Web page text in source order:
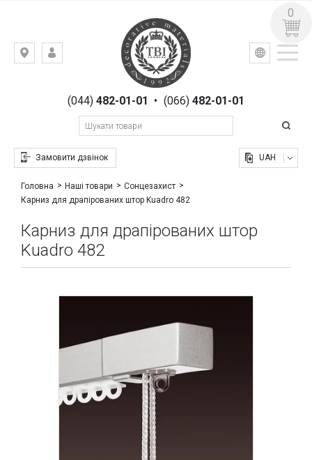
Київ,
Гоголівська,(044)482-01-01 • (066) 482-01-01
Замовити дзвінок
УКР РУС
UAH
0
Головна Наші товари
Сонцезахист
Карниз для драпірованих штор Kuadro 482
Карниз для драпірованих штор
Kuadro 482